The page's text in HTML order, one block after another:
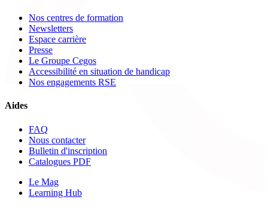
Nos centres de formation
Newsletters
Espace carrière
Presse
Le Groupe Cegos
Accessibilité en situation de handicap
Nos engagements RSE
Aides
FAQ
Nous contacter
Bulletin d'inscription
Catalogues PDF
Le Mag
Learning Hub